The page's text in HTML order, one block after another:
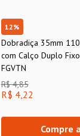
12%
Dobradiça 35mm
com Calço Duplo
FGVTN
R$ 4,85
R$ 4,22
Compre